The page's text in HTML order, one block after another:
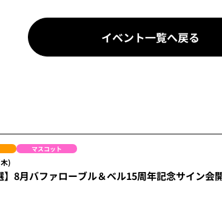
イベント一覧へ戻る
マスコット
)
】8月バファローブル＆ベル15周年記念サイン会